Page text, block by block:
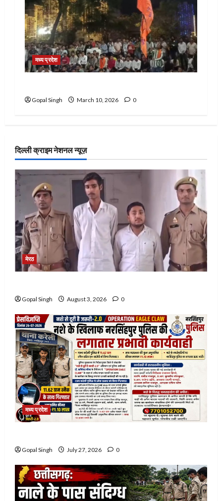
मध्य प्रदेश
Gopal Singh March 10, 2026 0
दिल्ली क्राइम नेशनल न्यूज़
मेरठ
Gopal Singh August 3, 2026 0
मध्य प्रदेश
Gopal Singh July 27, 2026 0